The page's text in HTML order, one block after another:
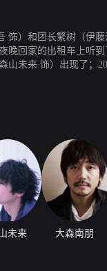
饰）和团长繁树（伊
晚回家的出租车上
未来 饰）出现了；
未来 大森南朋